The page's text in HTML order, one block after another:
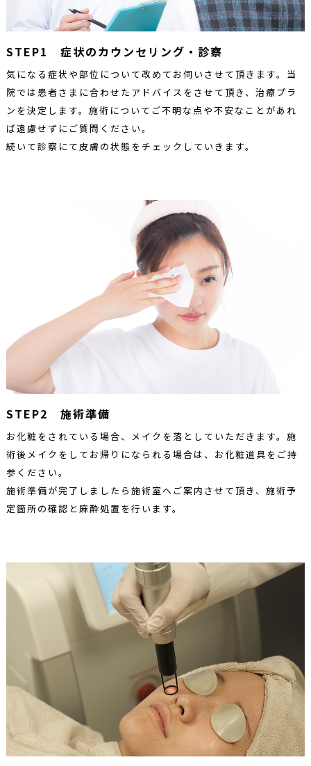
STEP1 症状のカウンセリング・診察
気になる症状や部位について改めてお伺いさせて頂きます。当
院では患者さまに合わせたアドバイスをさせて頂き、治療プラ
ンを決定します。施術についてご不明な点や不安なことがあれ
ば遠慮せずにご質問ください。
続いて診察にて皮膚の状態をチェックしていきます。
STEP2 施術準備
お化粧をされている場合、メイクを落としていただきます。施
術後メイクをしてお帰りになられる場合は、お化粧道具をご持
参ください。
施術準備が完了しましたら施術室へご案内させて頂き、施術予
定箇所の確認と麻酔処置を行います。